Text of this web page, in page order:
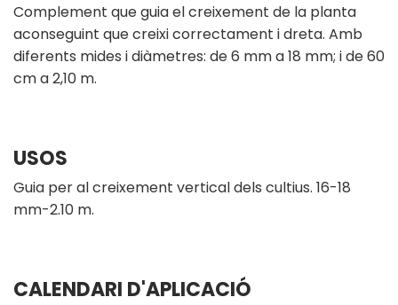
Complement que guia el creixement de la planta
aconseguint que creixi correctament i dreta. Amb
diferents mides i diàmetres: de 6 mm a 18 mm; i de 60
cm a 2,10 m.
USOS
Guia per al creixement vertical dels cultius. 16-18
mm-2.10 m.
CALENDARI D'APLICACIÓ